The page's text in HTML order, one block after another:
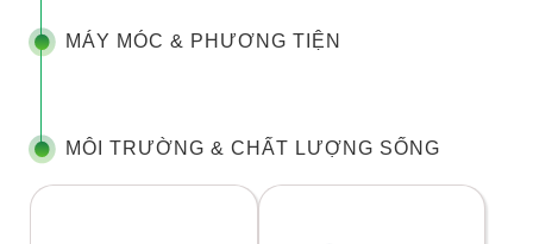
MÁY MÓC & PHƯƠNG TIỆN
MÔI TRƯỜNG & CHẤT LƯỢNG SỐNG